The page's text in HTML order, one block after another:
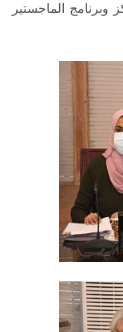
الماجستير